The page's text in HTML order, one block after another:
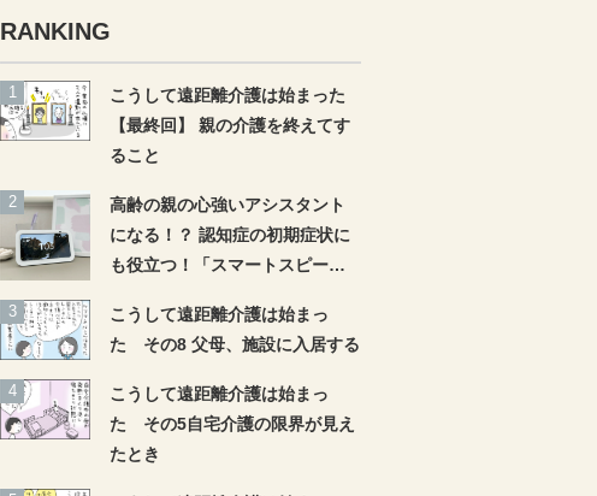
索
RANKING
こうして遠距離介護は始まった
【最終回】 親の介護を終えてす
ること
高齢の親の心強いアシスタント
になる！？ 認知症の初期症状に
も役立つ！「スマートスピーカ
こうして遠距離介護は始まっ
た その8 父母、施設に入居する
こうして遠距離介護は始まっ
た その5自宅介護の限界が見え
たとき